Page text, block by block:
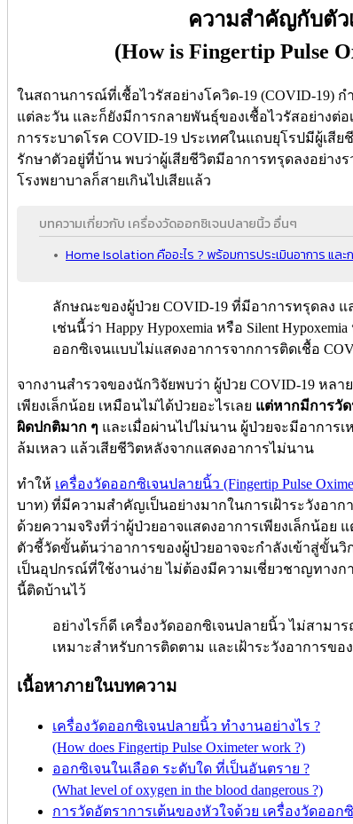
ความสำคัญกับตัว
(How is Fingertip Pulse
ในสถานการณ์ที่เชื้อไวรัสอย่างโควิด-19 (COVID-19)
แต่ละวัน และก็ยังมีการกลายพันธุ์ของเชื้อไวรัสอย่างต่
การระบาดโรค COVID-19 ประเทศในแถบยุโรปมีผู้เ
รักษาตัวอยู่ที่บ้าน พบว่าผู้เสียชีวิตมีอาการทรุดลงอย่าง
โรงพยาบาลก็สายเกินไปเสียแล้ว
บทความเกี่ยวกับ เครื่องวัดออกซิเจนปลายนิ้ว อื่นๆ
Home Isolation คืออะไร ? พร้อมการประเมินอาการ แล
ลักษณะของผู้ป่วย COVID-19 ที่มีอาการทรุดลง แล
เช่นนี้ว่า Happy Hypoxemia หรือ Silent
ออกซิเจนแบบไม่แสดงอาการจากการติดเชื้อ
จากงานสำรวจของนักวิจัยพบว่า ผู้ป่วย COVID-19 หล
เพียงเล็กน้อย เหมือนไม่ได้ป่วยอะไรเลย แต่หากมีการวั
ผิดปกติมาก ๆ และเมื่อผ่านไปไม่นาน ผู้ป่วยจะมีอาการ
ล้มเหลว แล้วเสียชีวิตหลังจากแสดงอาการไม่นาน
ทำให้ เครื่องวัดออกซิเจนปลายนิ้ว (Fingertip Pulse
บาท) ที่มีความสำคัญเป็นอย่างมากในการเฝ้าระวังอา
ด้วยความจริงที่ว่าผู้ป่วยอาจแสดงอาการเพียงเล็กน้อย
ตัวชี้วัดขั้นต้นว่าอาการของผู้ป่วยอาจจะกำลังเข้าสู่ขั้น
เป็นอุปกรณ์ที่ใช้งานง่าย ไม่ต้องมีความเชี่ยวชาญทาง
นี้ติดบ้านไว้
อย่างไรก็ดี เครื่องวัดออกซิเจนปลายนิ้ว ไม่สามา
เหมาะสำหรับการติดตาม และเฝ้าระวังอาการขอ
เนื้อหาภายในบทความ
เครื่องวัดออกซิเจนปลายนิ้ว ทำงานอย่างไร ?
(How does Fingertip Pulse Oximeter work ?)
ออกซิเจนในเลือด ระดับใด ที่เป็นอันตราย ?
(What level of oxygen in the blood dangerous ?)
การวัดอัตราการเต้นของหัวใจด้วย เครื่องวัดออก